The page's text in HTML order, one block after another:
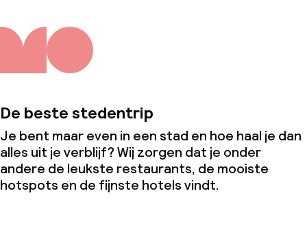
De beste stedentrip
Je bent maar even in een stad en hoe haal je dan
alles uit je verblijf? Wij zorgen dat je onder
andere de leukste restaurants, de mooiste
hotspots en de fijnste hotels vindt.